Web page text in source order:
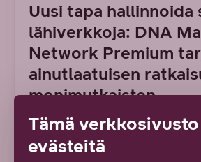
Uusi tapa hallinnoida
lähiverkkoja: DNA
Network Premium
ainutlaatuisen
monimutkaisten
verkkoympäristöjen
Lue artikkeli
Tämä
evästeitä